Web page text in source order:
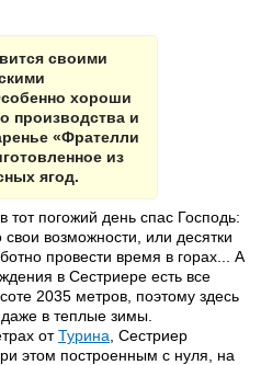
своими
хороши
производства и
«Фрателли
из
ягод.
тот погожий день спас Господь:
возможности, или десятки
провести время в горах... А
в Сестриере есть все
2035 метров, поэтому здесь
в теплые зимы.
отТурина , Сестриер
этом построенным с нуля, на